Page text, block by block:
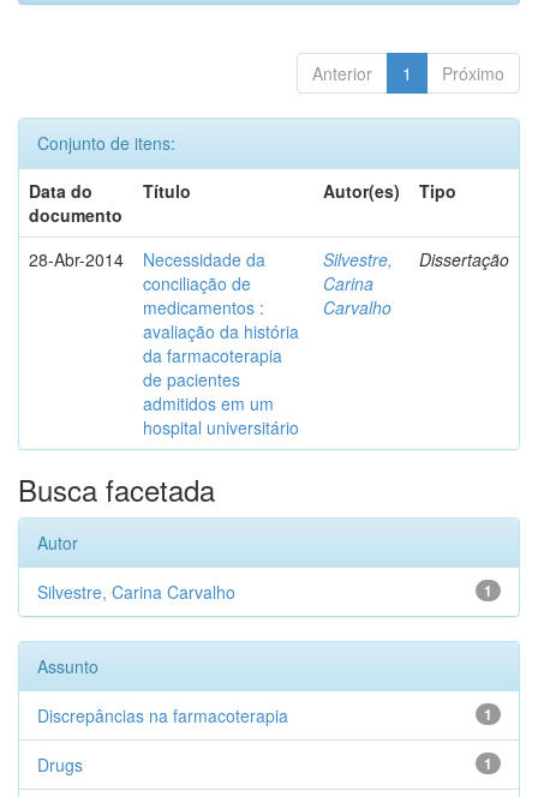
Anterior 1 Próximo
Conjunto de itens:
Data do
documento
Título Autor(es) Tipo
28-Abr-2014
Necessidade da
conciliação de
medicamentos :
avaliação da história
da farmacoterapia
de pacientes
admitidos em um
hospital universitário
Silvestre,
Carina
Carvalho
Dissertação
Busca facetada
Autor
1
Silvestre, Carina Carvalho
Assunto
1
Discrepâncias na farmacoterapia
1
Drugs